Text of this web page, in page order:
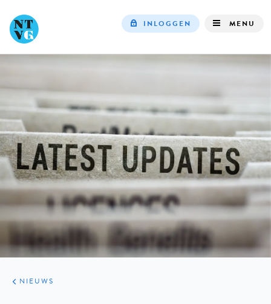
navigation
INLOGGEN MENU
ARTIKELEN
HET
KORT
NIEUWS